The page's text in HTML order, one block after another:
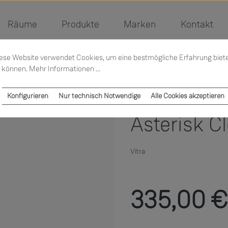
Räume Produkte Marken Kontakt
Asterisk
Vitra
335,00 €
Website verwendet Cookies, um eine bestmögliche Erfahrung
können. Mehr Informationen ...
Nur technisch Notwendige
Konfigurieren Alle Cookies akzeptieren